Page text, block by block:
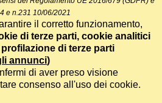
S.r.l. • P.IVA 14478081004 • Testata
e n.231 10/06/2021
il corretto funzionamento,
di terze parti, cookie analitici
di terze parti
annunci)
di aver preso visione
consenso all'uso dei cookie.